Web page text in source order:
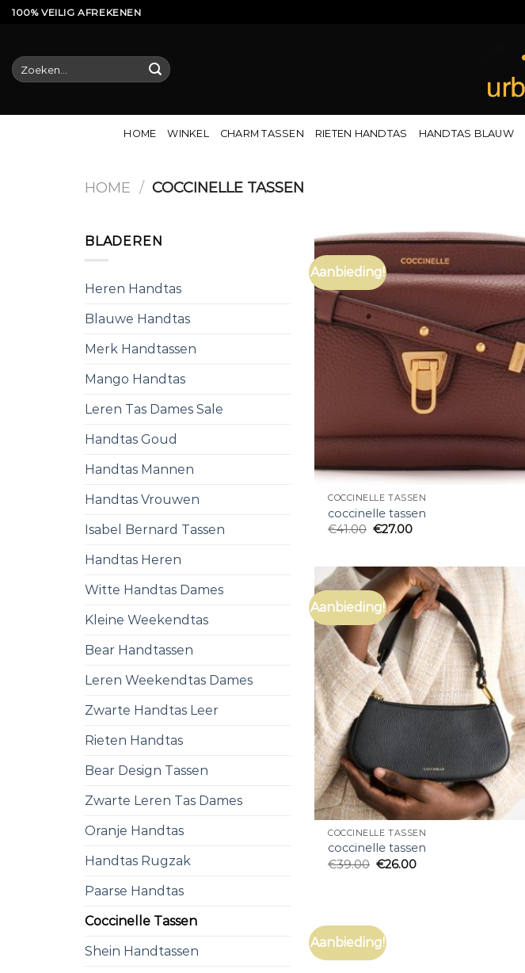
Ga100% VEILIG AFREKENEN
Zoeken
naar:
HOME WINKEL CHARM TASSEN RIETEN HANDTAS HANDTAS BLAUW
HOME / COCCINELLE TASSEN
BLADEREN
Heren Handtas
Blauwe Handtas
Merk Handtassen
Mango Handtas
Leren Tas Dames Sale
Handtas Goud
Handtas Mannen
Handtas Vrouwen
Isabel Bernard Tassen
Handtas Heren
Witte Handtas Dames
Kleine Weekendtas
Bear Handtassen
Leren Weekendtas Dames
Zwarte Handtas Leer
Rieten Handtas
Bear Design Tassen
Zwarte Leren Tas Dames
Oranje Handtas
Handtas Rugzak
Paarse Handtas
Coccinelle Tassen
Shein Handtassen
Aanbieding!
COCCINELLE TASSEN
coccinelle tassen
€41.00 €27.00
Aanbieding!
COCCINELLE TASSEN
coccinelle tassen
€39.00 €26.00
Aanbieding!